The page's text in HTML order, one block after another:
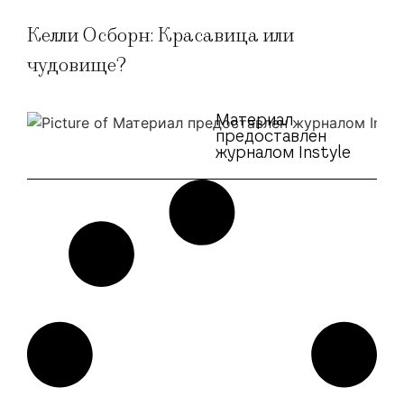
Келли Осборн: Красавица или
чудовище?
Материал
предоставлен
журналом Instyle